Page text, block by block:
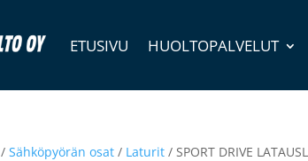
ETUSIVU HUOLTOPALVELUT
/Sähköpyörän osat / Laturit / SPORT DRIVE